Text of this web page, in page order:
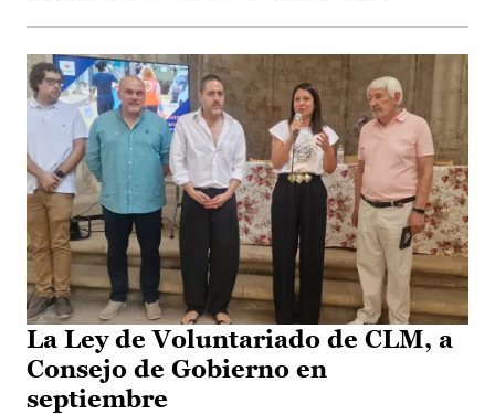
La Ley de Voluntariado de CLM, a
Consejo de Gobierno en
septiembre